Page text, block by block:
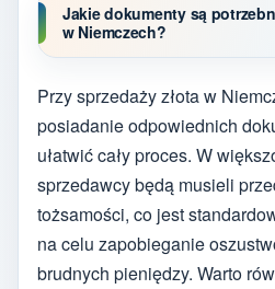
Jakie dokumenty są
w Niemczech?
Przy sprzedaży złota w
posiadanie odpowiednich
ułatwić cały proces. W
sprzedawcy będą musieli
tożsamości, co jest
na celu zapobieganie
brudnych pieniędzy. Warto